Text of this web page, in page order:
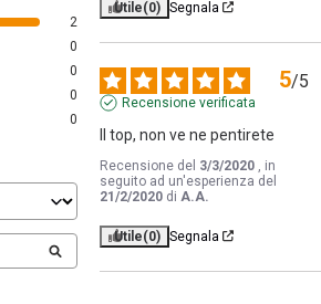
2
0
0
0
0
Utile(0) Segnala
5/5
Recensione verificata
Il top, non ve ne pentirete
Recensione del 3/3/2020
, in
seguito ad un'esperienza del
21/2/2020 di A.A.
Utile(0) Segnala